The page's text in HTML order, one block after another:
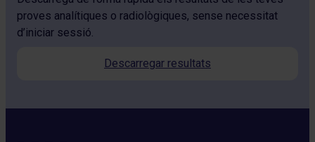
proves analítiques o radiològiques, sense necessitat
d’iniciar sessió.
Descarregar resultats